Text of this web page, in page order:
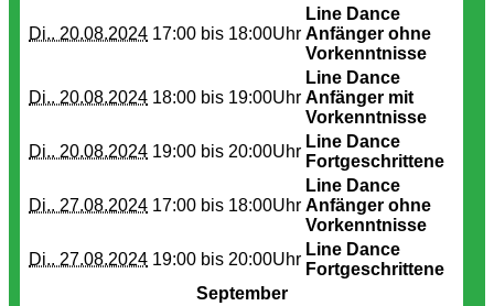
Di.. 20.08.2024 17:00 bis 18:00Uhr
Line Dance
Anfänger ohne
Vorkenntnisse
Di.. 20.08.2024 18:00 bis 19:00Uhr
Line Dance
Anfänger mit
Vorkenntnisse
Di.. 20.08.2024 19:00 bis 20:00Uhr
Line Dance
Fortgeschrittene
Di.. 27.08.2024 17:00 bis 18:00Uhr
Line Dance
Anfänger ohne
Vorkenntnisse
Di.. 27.08.2024 19:00 bis 20:00Uhr
Line Dance
Fortgeschrittene
September